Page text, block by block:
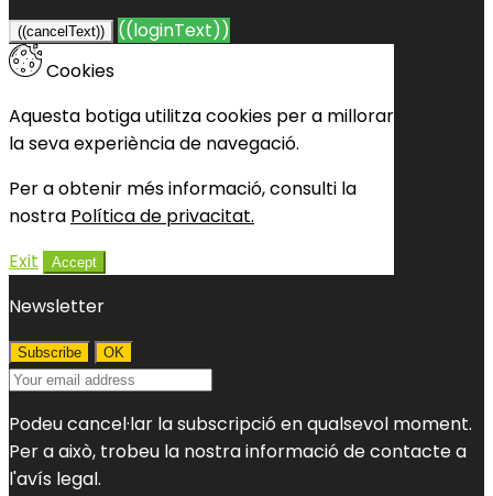
((cancelText))
((loginText))
Cookies
Aquesta botiga utilitza cookies per a millorar
la seva experiència de navegació.
Per a obtenir més informació, consulti la
nostra Política de privacitat.
Exit
Accept
Newsletter
Podeu cancel·lar la subscripció en qualsevol moment.
Per a això, trobeu la nostra informació de contacte a
l'avís legal.